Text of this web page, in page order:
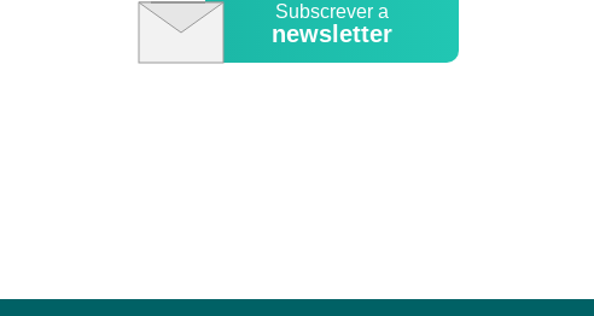
Subscrever a
newsletter